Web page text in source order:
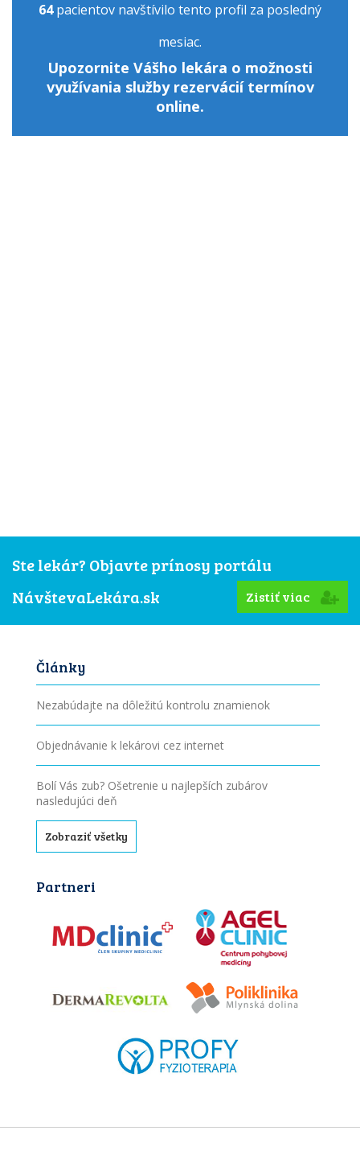
64pacientov navštívilo tento profil za posledný
mesiac.
Upozornite Vášho lekára o možnosti
využívania služby rezervácií termínov
online.
Ste lekár? Objavte prínosy portálu
NávštevaLekára.sk
Zistiť viac
Články
Nezabúdajte na dôležitú kontrolu znamienok
Objednávanie k lekárovi cez internet
Bolí Vás zub? Ošetrenie u najlepších zubárov
nasledujúci deň
Zobraziť všetky
Partneri